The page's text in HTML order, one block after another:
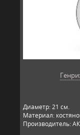
Диаметр: 21 см.
Материал:
Производитель: